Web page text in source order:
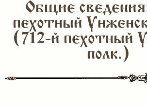
Общие
пехотный
(712-й пехотный
полк.)